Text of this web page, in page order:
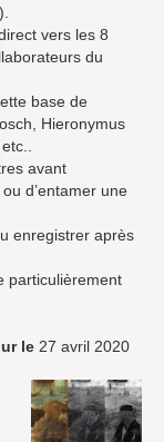
vers les 8
du
base de
Hieronymus
avant
d’entamer une
enregistrer après
particulièrement
le 27 avril 2020